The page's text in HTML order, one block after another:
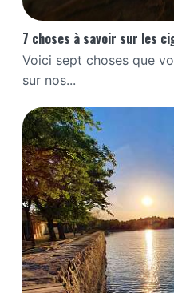
7 choses à savoir sur les
Voici sept choses que
sur nos...